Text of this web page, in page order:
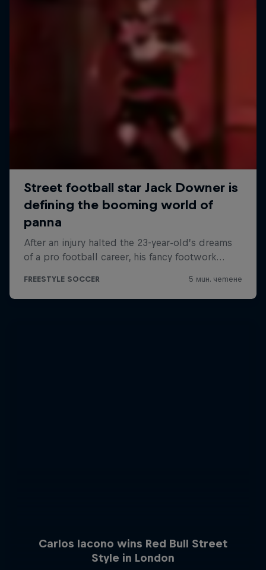
Carlos Iacono wins Red Bull Street
Style in London